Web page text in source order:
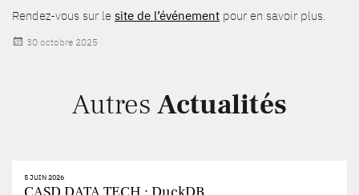
Rendez-vous sur le site de l’événement pour en savoir plus.
Publié
30 octobre 2025
Autres Actualités
5 JUIN 2026